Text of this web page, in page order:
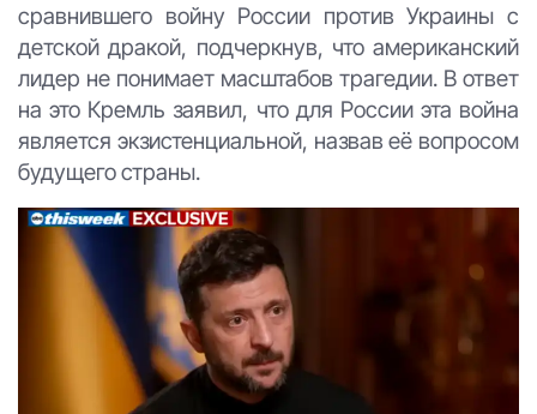
сравнившего войну России против Украины с
детской дракой, подчеркнув, что американский
лидер не понимает масштабов трагедии. В ответ
на это Кремль заявил, что для России эта война
является экзистенциальной, назвав её вопросом
будущего страны.